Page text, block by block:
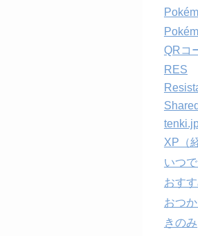
QRコ
RES
XP（
いつ
おす
おつ
きのみ